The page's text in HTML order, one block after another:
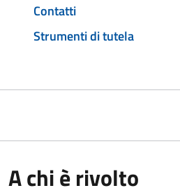
Contatti
Strumenti di tutela
A chi è rivolto